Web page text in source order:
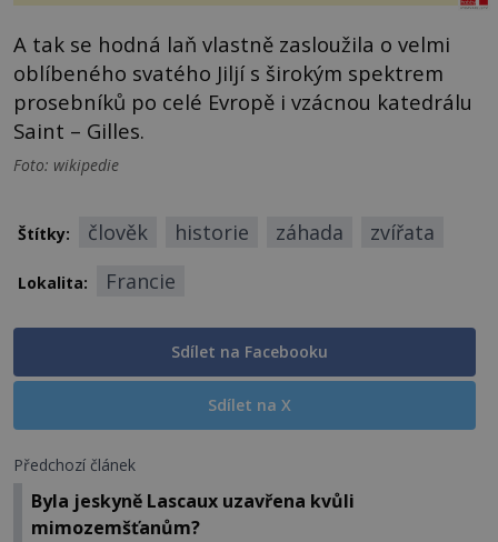
A tak se hodná laň vlastně zasloužila o velmi
oblíbeného svatého Jiljí s širokým spektrem
prosebníků po celé Evropě i vzácnou katedrálu
Saint – Gilles.
Foto: wikipedie
Štítky: člověk historie záhada zvířata
Lokalita: Francie
Sdílet na Facebooku
Sdílet na X
Předchozí článek
Byla jeskyně Lascaux uzavřena kvůli
mimozemšťanům?